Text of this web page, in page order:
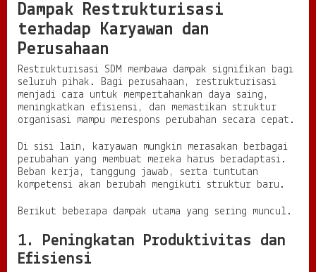
Dampak Restrukturisasi
terhadap Karyawan dan
Perusahaan
Restrukturisasi SDM membawa dampak signifikan bagi
seluruh pihak. Bagi perusahaan, restrukturisasi
menjadi cara untuk mempertahankan daya saing,
meningkatkan efisiensi, dan memastikan struktur
organisasi mampu merespons perubahan secara cepat.
Di sisi lain, karyawan mungkin merasakan berbagai
perubahan yang membuat mereka harus beradaptasi.
Beban kerja, tanggung jawab, serta tuntutan
kompetensi akan berubah mengikuti struktur baru.
Berikut beberapa dampak utama yang sering muncul.
1. Peningkatan Produktivitas dan
Efisiensi